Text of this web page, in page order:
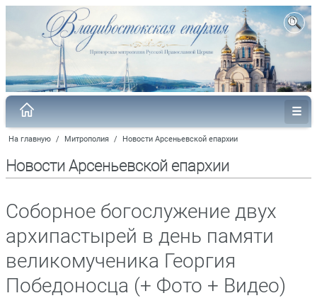
На главную / Митрополия / Новости Арсеньевской епархии
Новости Арсеньевской епархии
Соборное богослужение двух
архипастырей в день памяти
великомученика Георгия
Победоносца (+ Фото + Видео)